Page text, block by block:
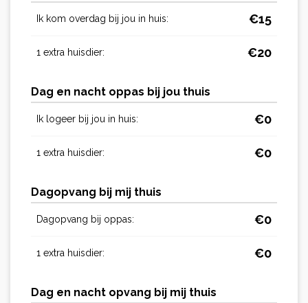
Ik kom overdag bij jou in huis: €15
1 extra huisdier: €20
Dag en nacht oppas bij jou thuis
Ik logeer bij jou in huis: €0
1 extra huisdier: €0
Dagopvang bij mij thuis
Dagopvang bij oppas: €0
1 extra huisdier: €0
Dag en nacht opvang bij mij thuis